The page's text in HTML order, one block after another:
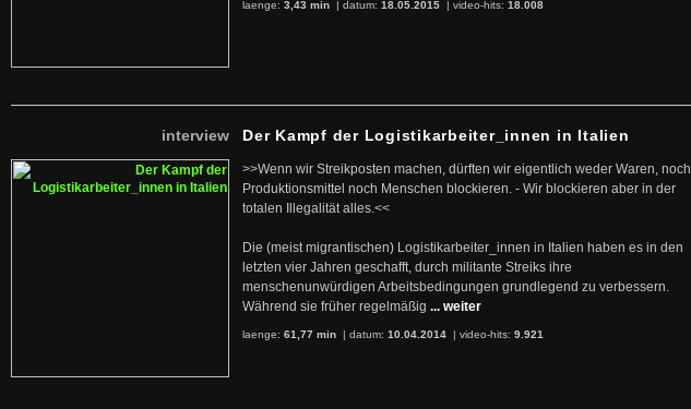
laenge: 3,43 min | datum: 18.05.2015 | video-hits: 18.008
interview Der Kampf der Logistikarbeiter_innen in Italien
>>Wenn wir Streikposten machen, dürften wir eigentlich weder Waren, noch
Produktionsmittel noch Menschen blockieren. - Wir blockieren aber in der
totalen Illegalität alles.<<
Die (meist migrantischen) Logistikarbeiter_innen in Italien haben es in den
letzten vier Jahren geschafft, durch militante Streiks ihre
menschenunwürdigen Arbeitsbedingungen grundlegend zu verbessern.
Während sie früher regelmäßig ... weiter
laenge: 61,77 min | datum: 10.04.2014 | video-hits: 9.921